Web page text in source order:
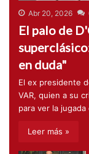
Abr 20, 2026
El palo de
en duda"
El ex presidente
VAR, quien a su
para ver la
Leer más »